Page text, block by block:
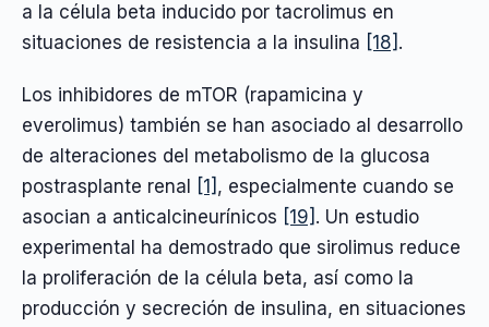
a la célula beta inducido por tacrolimus en
situaciones de resistencia a la insulina [18] .
Los inhibidores de mTOR (rapamicina y
everolimus) también se han asociado al desarrollo
de alteraciones del metabolismo de la glucosa
postrasplante renal
[1] , especialmente cuando se
asocian a anticalcineurínicos [19] . Un estudio
experimental ha demostrado que sirolimus reduce
la proliferación de la célula beta, así como la
producción y secreción de insulina, en situaciones